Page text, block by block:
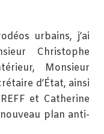
urbains, j’ai
Christophe
Monsieur
d’État, ainsi
et Catherine
plan anti-